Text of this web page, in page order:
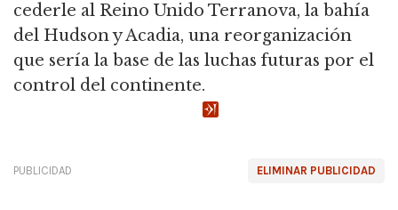
cederle al Reino Unido Terranova, la bahía
del Hudson y Acadia, una reorganización
que sería la base de las luchas futuras por el
control del continente.
ELIMINAR PUBLICIDAD
PUBLICIDAD